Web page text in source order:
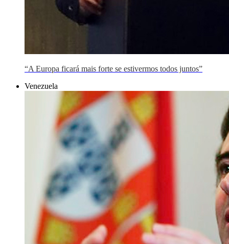
“A Europa ficará mais forte se estivermos todos juntos”
Venezuela